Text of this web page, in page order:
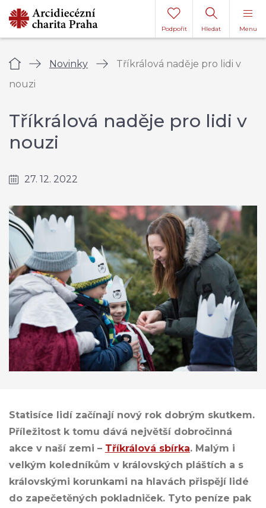
Menu
Hledat
Podpořit
Úvod Novinky
Tříkrálová naděje pro lidi v
nouzi
Tříkrálová naděje pro lidi v
nouzi
27. 12. 2022
Statisíce lidí začínají nový rok dobrým skutkem.
Příležitost k tomu dává největší dobročinná
akce v naší zemi – Tříkrálová sbírka. Malým i
velkým koledníkům v královských pláštích a s
královskými korunkami na hlavách přispějí lidé
do zapečetěných pokladniček. Tyto peníze pak